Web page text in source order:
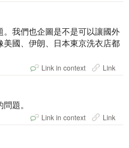
。我們也企圖是不是可以讓國外
美國、伊朗、日本東京洗衣店都
Link in context Link
題。
Link in context Link